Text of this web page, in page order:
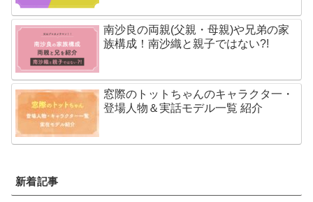
南沙良の両親(父親・母親)や兄弟の家
族構成！南沙織と親子ではない?!
窓際のトットちゃんのキャラクタ一・
登場人物＆実話モデル一覧 紹介
新着記事